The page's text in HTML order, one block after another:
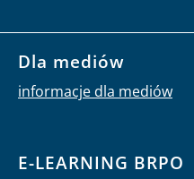
Dla mediów
informacje dla mediów
E-LEARNING BRPO